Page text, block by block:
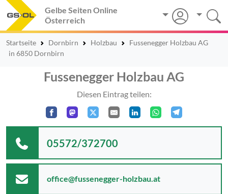
Gelbe Seiten Online
Österreich
Startseite Dornbirn Holzbau
Fussenegger Holzbau AG
in 6850 Dornbirn
Fussenegger Holzbau AG
Diesen Eintrag teilen:
05572/372700
office@fussenegger-holzbau.at